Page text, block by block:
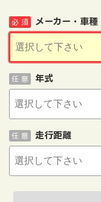
メーカー・車種
必 須
年式
任 意
走行距離
任 意